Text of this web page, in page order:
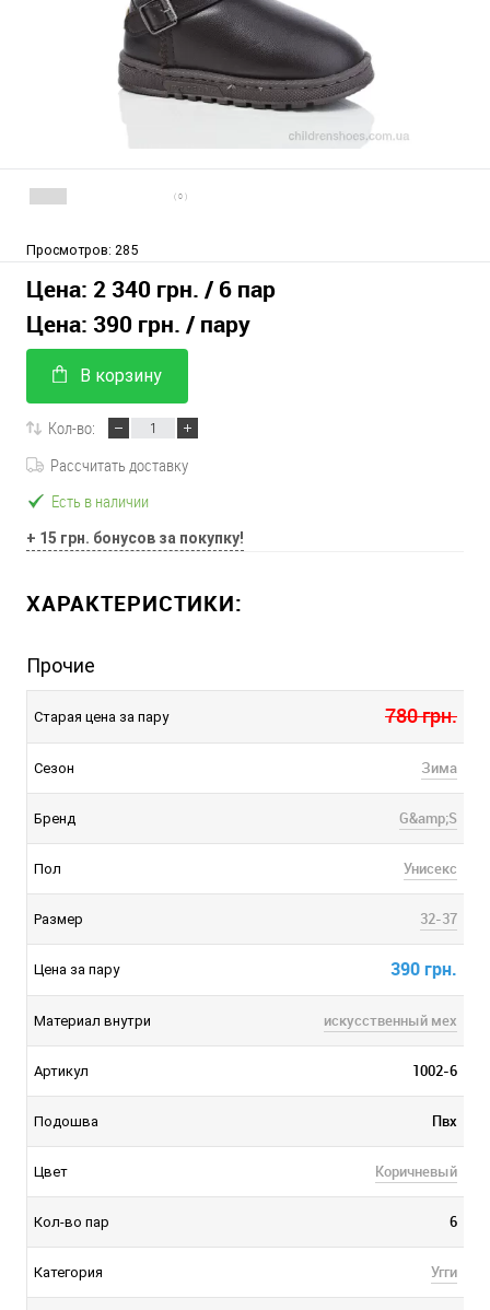
( 0 )
Просмотров: 285
Цена: 2 340 грн. / 6 пар
Цена: 390 грн. / пару
В корзину
Кол-во:
Рассчитать доставку
Есть в наличии
+ 15 грн. бонусов за покупку!
ХАРАКТЕРИСТИКИ:
Прочие
Старая цена за пару 780 грн.
Сезон Зима
Бренд G&amp;S
Пол Унисекс
Размер 32-37
Цена за пару 390 грн.
Материал внутри искусственный мех
Артикул 1002-6
Подошва Пвх
Цвет Коричневый
Кол-во пар 6
Категория Угги